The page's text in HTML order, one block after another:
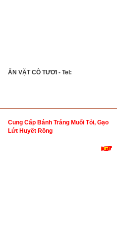
ĂN VẶT CÔ TƯƠI - Tel:
Cung Cấp Bánh Tráng Muối Tỏi, Gạo
Lứt Huyết Rồng